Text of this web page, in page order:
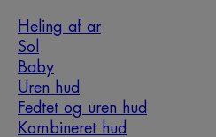
Heling af ar
Sol
Baby
Uren hud
Fedtet og uren hud
Kombineret hud